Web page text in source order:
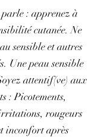
parle : apprenez à
cutanée. Ne
sensible et autres
Une peau sensible
attentif(ve) aux
: Picotements,
rougeurs
inconfort après